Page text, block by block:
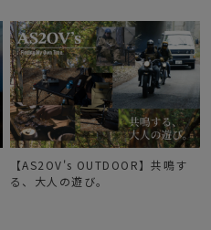
【AS2OV's OUTDOOR】共鳴す
る、大人の遊び。